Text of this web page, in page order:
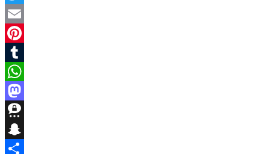
Twitter
Email
Pinterest
Tumblr
WhatsApp
Mastodon
Threema
Snapchat